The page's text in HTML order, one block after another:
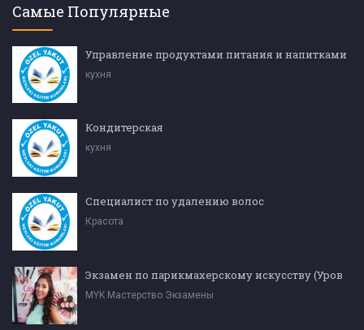
Самые Популярные
Управление продуктами питания и напитками
кухня
Кондитерская
кухня
Специалист по удалению волос
Красота
MYK Мастерство Экзамены